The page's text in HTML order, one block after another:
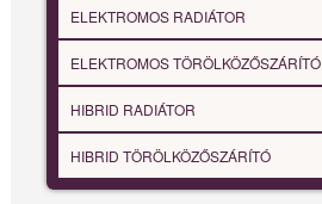
ELEKTROMOS RADIÁTOR
ELEKTROMOS TÖRÖLKÖZŐSZÁRÍTÓ
HIBRID RADIÁTOR
HIBRID TÖRÖLKÖZŐSZÁRÍTÓ